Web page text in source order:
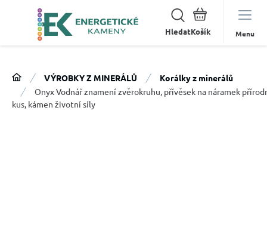
Hledat Menu
VÝROBKY Z MINERÁLŮ
Korálky z minerálů
Onyx Vodnář znamení zvěrokruhu, přívěsek na náramek
kus, kámen životní síly